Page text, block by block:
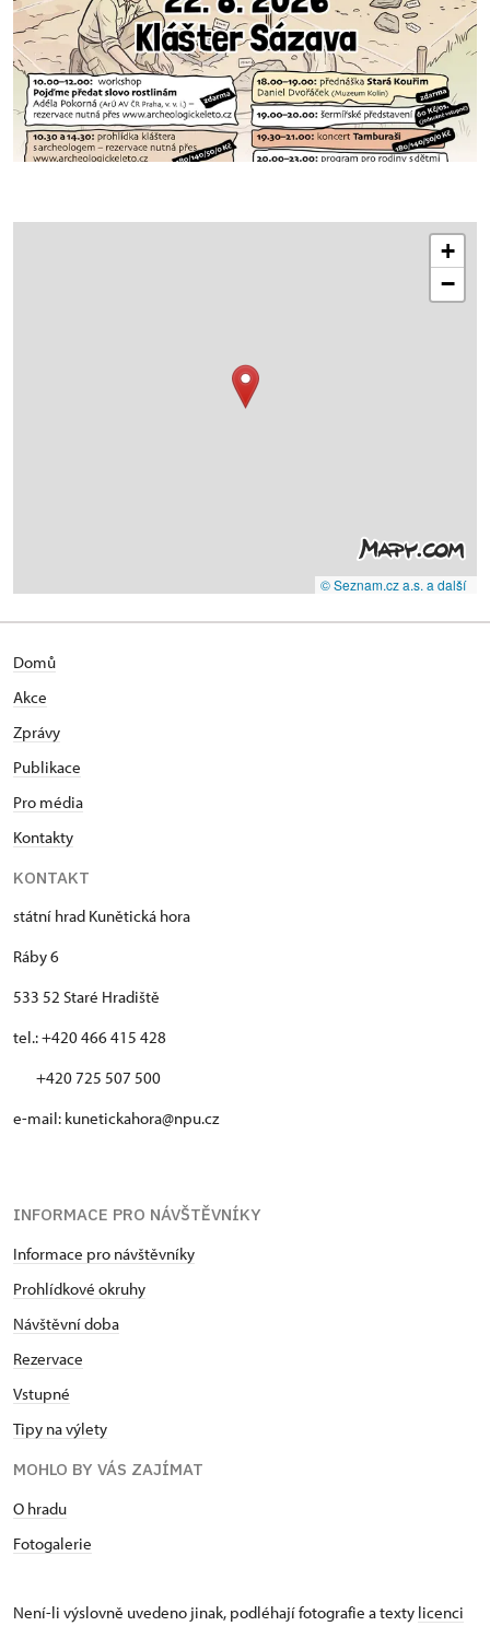
+
−
© Seznam.cz a.s. a další
Domů
Akce
Zprávy
Publikace
Pro média
Kontakty
KONTAKT
státní hrad Kunětická hora
Ráby 6
533 52 Staré Hradiště
tel.: +420 466 415 428
+420 725 507 500
e-mail: kunetickahora@npu.cz
INFORMACE PRO NÁVŠTĚVNÍKY
Informace pro návštěvníky
Prohlídkové okruhy
Návštěvní doba
Rezervace
Vstupné
Tipy na výlety
MOHLO BY VÁS ZAJÍMAT
O hradu
Fotogalerie
Není-li výslovně uvedeno jinak, podléhají fotografie a texty licenci